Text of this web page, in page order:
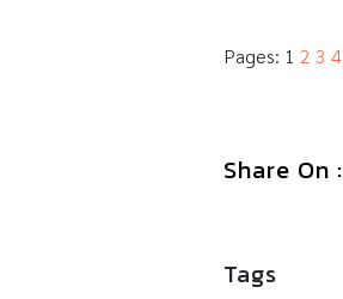
Pages: 1 2 3 4
Share On :
Tags